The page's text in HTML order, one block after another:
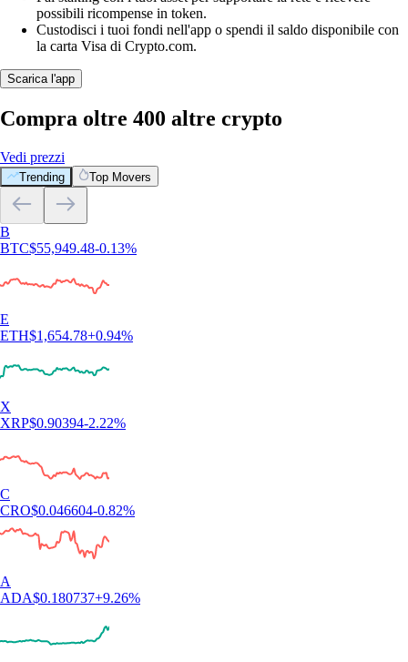
possibili ricompense in token.
Custodisci i tuoi fondi nell'app o spendi il saldo disponibile con
la carta Visa di Crypto.com.
Scarica l'app
Compra oltre 400 altre crypto
Vedi prezzi
Trending Top Movers
B
BTC$55,949.48-0.13%
E
ETH$1,654.78+0.94%
X
XRP$0.90394-2.22%
C
CRO$0.046604-0.82%
A
ADA$0.180737+9.26%